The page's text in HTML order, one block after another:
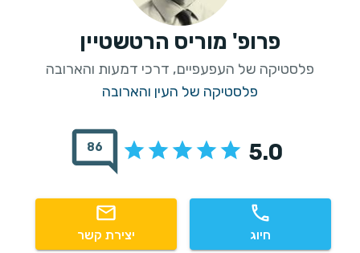
פרופ' מוריס הרטשטיין
פלסטיקה של העפעפיים, דרכי דמעות והארובה
פלסטיקה של העין והארובה
5.0
86
חיוג יצירת קשר